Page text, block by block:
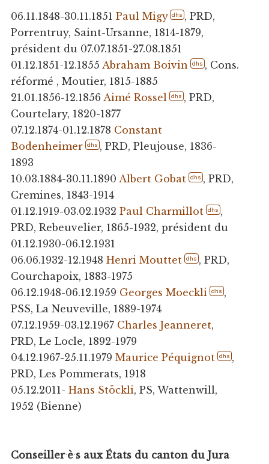
06.11.1848-30.11.1851 Paul Migy dhs , PRD,
Porrentruy, Saint-Ursanne, 1814-1879,
président du 07.07.1851-27.08.1851
01.12.1851-12.1855 Abraham Boivin dhs , Cons.
réformé , Moutier, 1815-1885
21.01.1856-12.1856 Aimé Rossel dhs , PRD,
Courtelary, 1820-1877
07.12.1874-01.12.1878 Constant
Bodenheimer
dhs , PRD, Pleujouse, 1836-
1893
10.03.1884-30.11.1890 Albert Gobat dhs , PRD,
Cremines, 1843-1914
01.12.1919-03.02.1932 Paul Charmillot dhs ,
PRD, Rebeuvelier, 1865-1932, président du
01.12.1930-06.12.1931
06.06.1932-12.1948 Henri Mouttet dhs , PRD,
Courchapoix, 1883-1975
06.12.1948-06.12.1959 Georges Moeckli dhs ,
PSS, La Neuveville, 1889-1974
07.12.1959-03.12.1967 Charles Jeanneret,
PRD, Le Locle, 1892-1979
04.12.1967-25.11.1979 Maurice Péquignot dhs ,
PRD, Les Pommerats, 1918
05.12.2011- Hans Stöckli, PS, Wattenwill,
1952 (Bienne)
Conseillerˑèˑs aux États du canton du Jura